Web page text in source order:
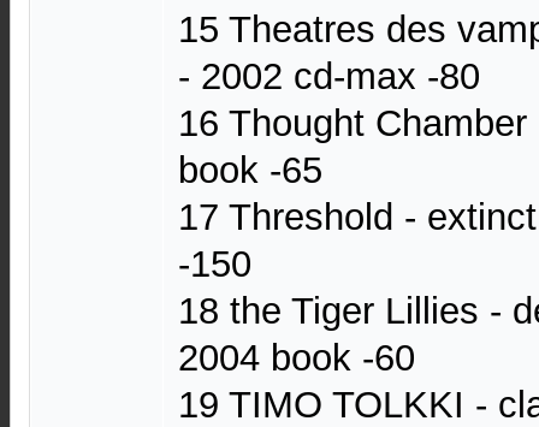
15 Theatres des
- 2002 cd-max -80
16 Thought
book -65
17 Threshold -
-150
18 the Tiger Lillies -
2004 book -60
19 TIMO TOLKKI -